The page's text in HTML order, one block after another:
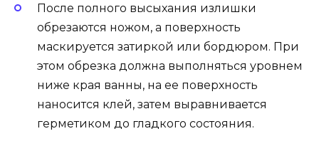
После полного высыхания излишки
обрезаются ножом, а поверхность
маскируется затиркой или бордюром. При
этом обрезка должна выполняться уровнем
ниже края ванны, на ее поверхность
наносится клей, затем выравнивается
герметиком до гладкого состояния.